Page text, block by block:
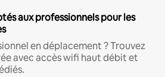
aux professionnels pour les
en déplacement ? Trouvez
avec accès wifi haut débit et